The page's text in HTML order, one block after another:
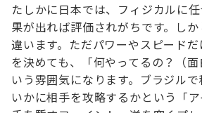
たしかに日本では、フィジカルに
果が出れば評価されがちです。し
違います。ただパワーやスピード
を決めても、「何やってるの？（
いう雰囲気になります。ブラジルで
いかに相手を攻略するかという「